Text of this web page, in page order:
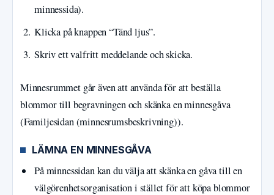
minnessida).
Klicka på knappen “Tänd ljus”.
Skriv ett valfritt meddelande och skicka.
Minnesrummet går även att använda för att beställa
blommor till begravningen och skänka en minnesgåva
(Familjesidan (minnesrumsbeskrivning)).
LÄMNA EN MINNESGÅVA
På minnessidan kan du välja att skänka en gåva till en
välgörenhetsorganisation i stället för att köpa blommor